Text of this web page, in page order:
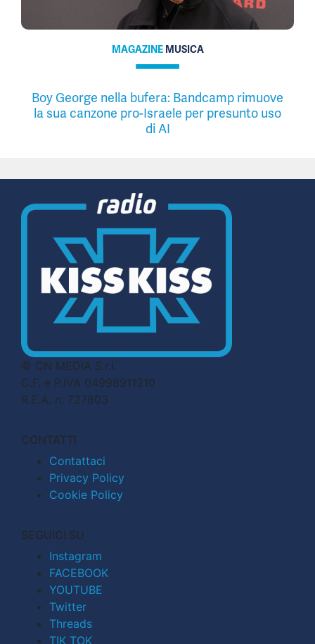
MAGAZINE MUSICA
Boy George nella bufera: Bandcamp rimuove
la sua canzone pro-Israele per presunto uso
di AI
© CN MEDIA S.r.l.
C.F. e P.IVA 04998911210
R.E.A. n. 727803
CONTATTI
Contattaci
Privacy Policy
Cookie Policy
SEGUICI SU
Instagram
FACEBOOK
YOUTUBE
Twitter
Threads
TIK TOK